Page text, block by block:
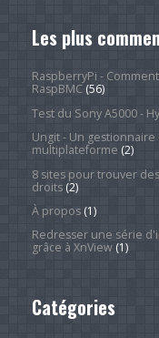
Les plus
RaspberryPi -
RaspBMC(56)
Test du Sony A5000 -
Ungit - Un
multiplateforme (2)
8 sites pour trouver
droits(2)
À propos(1)
Redresser une série
grâce à XnView(1)
Catégories